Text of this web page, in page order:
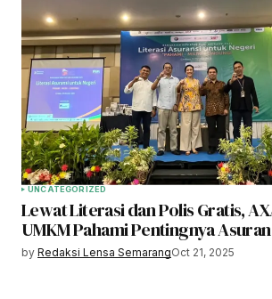
UNCATEGORIZED
Lewat Literasi dan Polis Gratis,
UMKM Pahami Pentingnya
by Redaksi Lensa SemarangOct 21, 2025